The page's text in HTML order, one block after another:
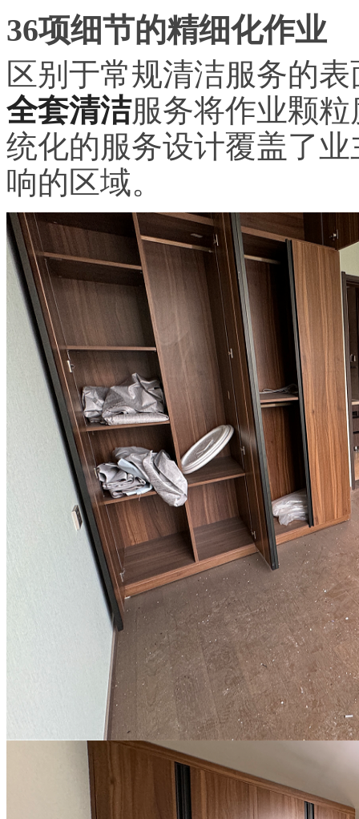
36项细节的精细化作业
区别于常规清洁服务的
全套清洁服务将作业颗
统化的服务设计覆盖了
响的区域。